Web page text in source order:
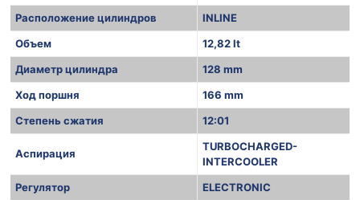
Расположение цилиндров
INLINE
Объем
12,82 lt
Диаметр цилиндра
128 mm
Ход поршня
166 mm
Степень сжатия
12:01
Аспирация
TURBOCHARGED-
INTERCOOLER
Регулятор
ELECTRONIC